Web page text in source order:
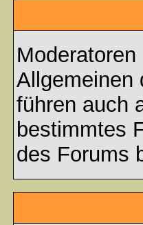
Allgemeinen
führen auch
bestimmtes
des Forums